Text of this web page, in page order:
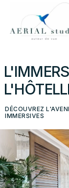
DÉCOUVREZ
IMMERSIVES